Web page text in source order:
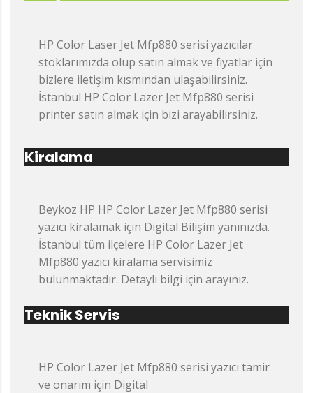
HP Color Laser Jet Mfp880 serisi yazıcılar
stoklarımızda olup satın almak ve fiyatlar için
bizlere iletişim kısmından ulaşabilirsiniz.
İstanbul HP Color Lazer Jet Mfp880 serisi
printer satın almak için bizi arayabilirsiniz.
Kiralama
Beykoz HP HP Color Lazer Jet Mfp880 serisi
yazıcı kiralamak için Digital Bilişim yanınızda.
İstanbul tüm ilçelere HP Color Lazer Jet
Mfp880 yazıcı kiralama servisimiz
bulunmaktadır. Detaylı bilgi için arayınız.
Teknik Servis
HP Color Lazer Jet Mfp880 serisi yazıcı tamir
ve onarım için Digital